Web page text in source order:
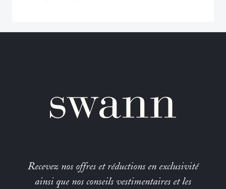
Recevez nos offres et réductions en exclusivité
ainsi que nos conseils vestimentaires et les